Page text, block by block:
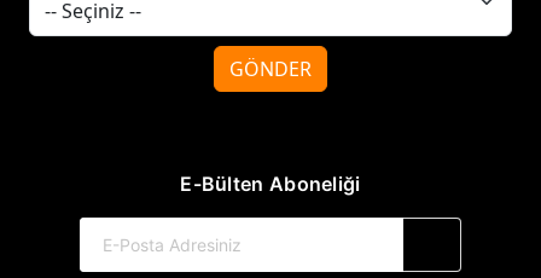
GÖNDER
E-Bülten Aboneliği